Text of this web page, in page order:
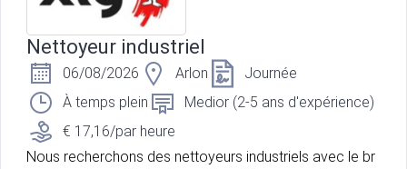
Nettoyeur industriel
06/08/2026 Arlon
Journée
À temps plein
Medior (2-5 ans d'expérience)
€ 17,16/par heure
Nous recherchons des nettoyeurs industriels avec le br